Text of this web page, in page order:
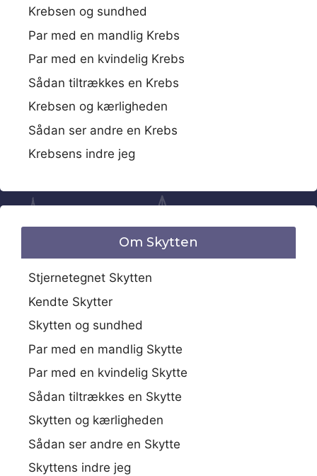
Krebsen og sundhed
Par med en mandlig Krebs
Par med en kvindelig Krebs
Sådan tiltrækkes en Krebs
Krebsen og kærligheden
Sådan ser andre en Krebs
Krebsens indre jeg
Om Skytten
Stjernetegnet Skytten
Kendte Skytter
Skytten og sundhed
Par med en mandlig Skytte
Par med en kvindelig Skytte
Sådan tiltrækkes en Skytte
Skytten og kærligheden
Sådan ser andre en Skytte
Skyttens indre jeg